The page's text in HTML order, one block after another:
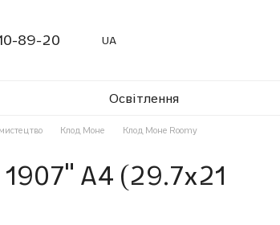
89-20 UA
Освітлення
Клод Моне
Клод Моне Roomy
A4 (29.7x21